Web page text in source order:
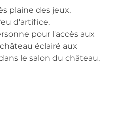
plaine des jeux,
d'artifice.
pour l'accès aux
éclairé aux
le salon du château.